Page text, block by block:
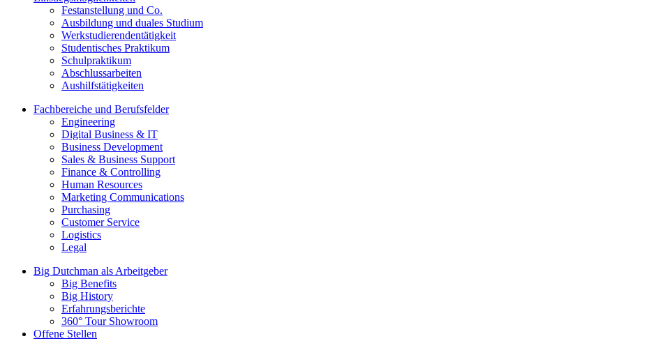
Festanstellung und Co.
Ausbildung und duales Studium
Werkstudierendentätigkeit
Studentisches Praktikum
Schulpraktikum
Abschlussarbeiten
Aushilfstätigkeiten
Fachbereiche und Berufsfelder
Engineering
Digital Business & IT
Business Development
Sales & Business Support
Finance & Controlling
Human Resources
Marketing Communications
Purchasing
Customer Service
Logistics
Legal
Big Dutchman als Arbeitgeber
Big Benefits
Big History
Erfahrungsberichte
360° Tour Showroom
Offene Stellen